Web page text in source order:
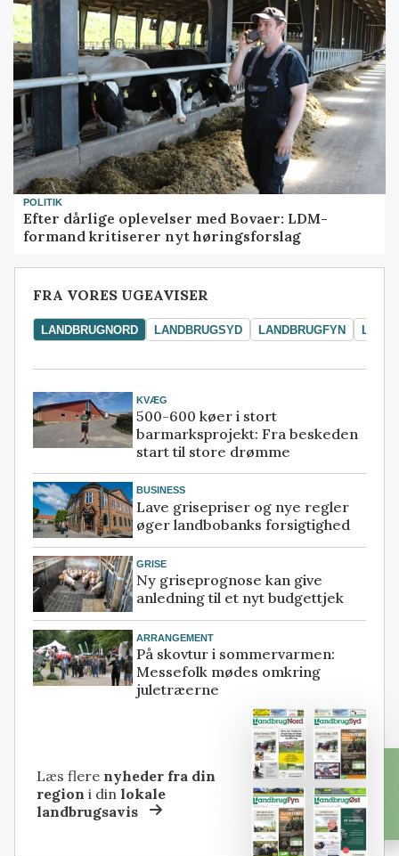
POLITIK
Efter dårlige oplevelser med Bovaer: LDM-
formand kritiserer nyt høringsforslag
FRA VORES UGEAVISER
LANDBRUGNORD LANDBRUGSYD LANDBRUGFYN
KVÆG
500-600 køer i stort
barmarksprojekt: Fra beskeden
start til store drømme
BUSINESS
Lave grisepriser og nye regler
øger landbobanks forsigtighed
GRISE
Ny griseprognose kan give
anledning til et nyt budgettjek
ARRANGEMENT
På skovtur i sommervarmen:
Messefolk mødes omkring
juletræerne
Læs flere nyheder fra din
region i dinlokale
landbrugsavis